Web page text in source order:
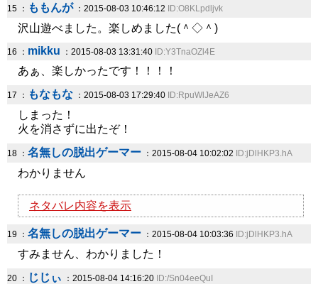
15 ： ももんが：2015-08-03 10:46:12 ID:O8KLpdljvk
沢山遊べました。楽しめました(＾◇＾)
16 ： mikku ：2015-08-03 13:31:40 ID:Y3TnaOZl4E
あぁ、楽しかったです！！！！
17 ： もなもな ：2015-08-03 17:29:40 ID:RpuWlJeAZ6
しまった！
火を消さずに出たぞ！
18 ： 名無しの脱出ゲーマー ：2015-08-04 10:02:02 ID:jDlHKP3.hA
わかりません
ネタバレ内容を表示
19 ： 名無しの脱出ゲーマー ：2015-08-04 10:03:36 ID:jDlHKP3.hA
すみません、わかりました！
20 ： じじぃ ：2015-08-04 14:16:20 ID:/Sn04eeQuI